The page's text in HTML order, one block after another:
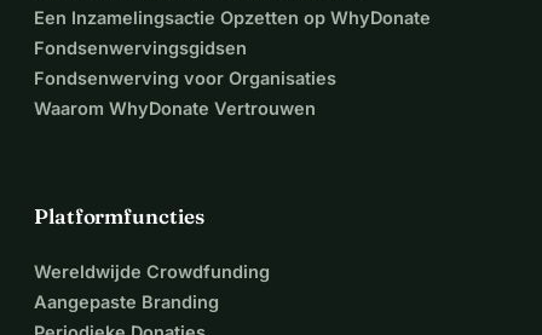
Een Inzamelingsactie Opzetten op WhyDonate
Fondsenwervingsgidsen
Fondsenwerving voor Organisaties
Waarom WhyDonate Vertrouwen
Platformfuncties
Wereldwijde Crowdfunding
Aangepaste Branding